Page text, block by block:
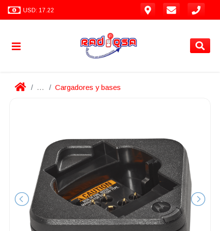
USD: 17.22
... Cargadores y bases